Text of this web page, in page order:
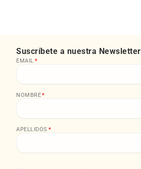
Suscríbete a nuestra Newsletter
EMAIL *
NOMBRE*
APELLIDOS *